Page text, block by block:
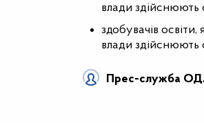
влади здійснюють
здобувачів
влади здійснюють
Прес-служба